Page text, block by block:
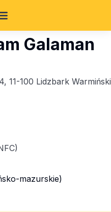
Galaman
11-100 Lidzbark Warmiński
mazurskie)